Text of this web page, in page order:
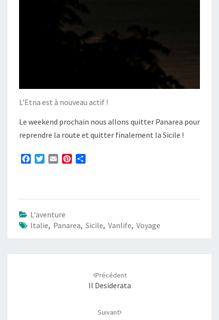
L’Etna est à nouveau actif !
Le weekend prochain nous allons quitter Panarea pour
reprendre la route et quitter finalement la Sicile !
b
o
k
t
r
l
e
s
t
a
r
L'aventure
Italie, Panarea, Sicile, Vanlife, Voyage
Précédent
Il Desiderata
Suivant